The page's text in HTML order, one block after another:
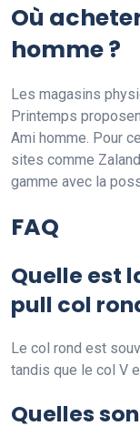
Où
homme ?
Les magasins
Printemps
Ami homme. Pour
sites comme
gamme avec la
FAQ
Quelle est
pull col
Le col rond est
tandis que le col V
Quelles